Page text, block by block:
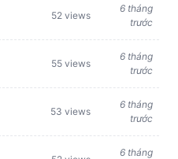
52 views
6 tháng
trước
55 views
6 tháng
trước
53 views
6 tháng
trước
6 tháng